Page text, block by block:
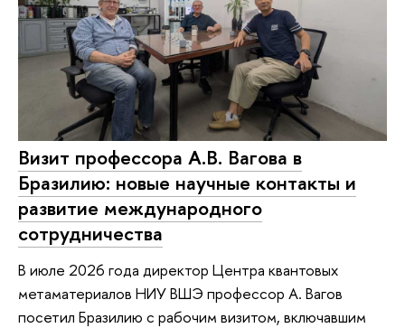
Визит профессора А.В. Вагова в
Бразилию: новые научные контакты и
развитие международного
сотрудничества
В июле 2026 года директор Центра квантовых
метаматериалов НИУ ВШЭ профессор А. Вагов
посетил Бразилию с рабочим визитом, включавшим